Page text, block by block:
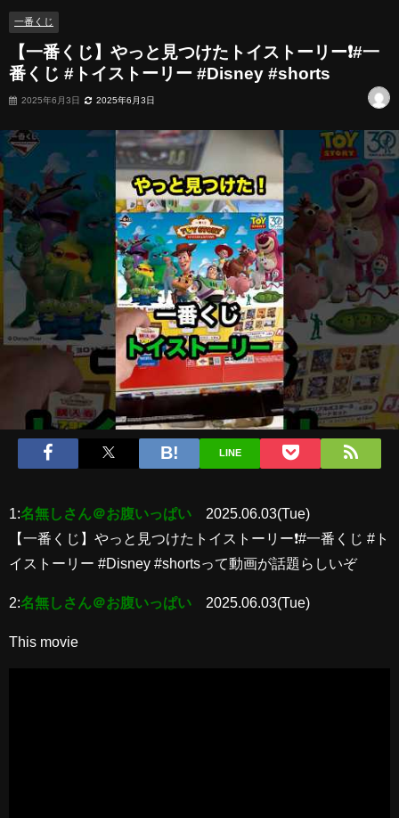
一番くじ
【一番くじ】やっと見つけたトイストーリー❗️#一
番くじ #トイストーリー #Disney #shorts
2025年6月3日 2025年6月3日
LINE
1:名無しさん＠お腹いっぱい
2025.06.03(Tue)
【一番くじ】やっと見つけたトイストーリー❗️#一番くじ #ト
イストーリー #Disney #shortsって動画が話題らしいぞ
2:名無しさん＠お腹いっぱい 2025.06.03(Tue)
This movie